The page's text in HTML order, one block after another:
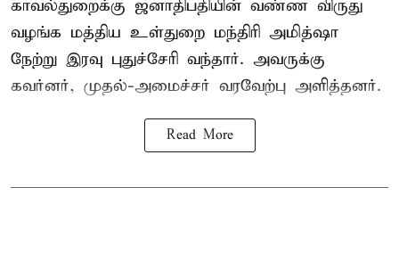
காவல்துறைக்கு ஜனாதிபதியின் வண்ண விருது
வழங்க மத்திய உள்துறை மந்திரி அமித்ஷா
நேற்று இரவு புதுச்சேரி வந்தார். அவருக்கு
கவர்னர், முதல்-அமைச்சர் வரவேற்பு அளித்தனர்.
Read More